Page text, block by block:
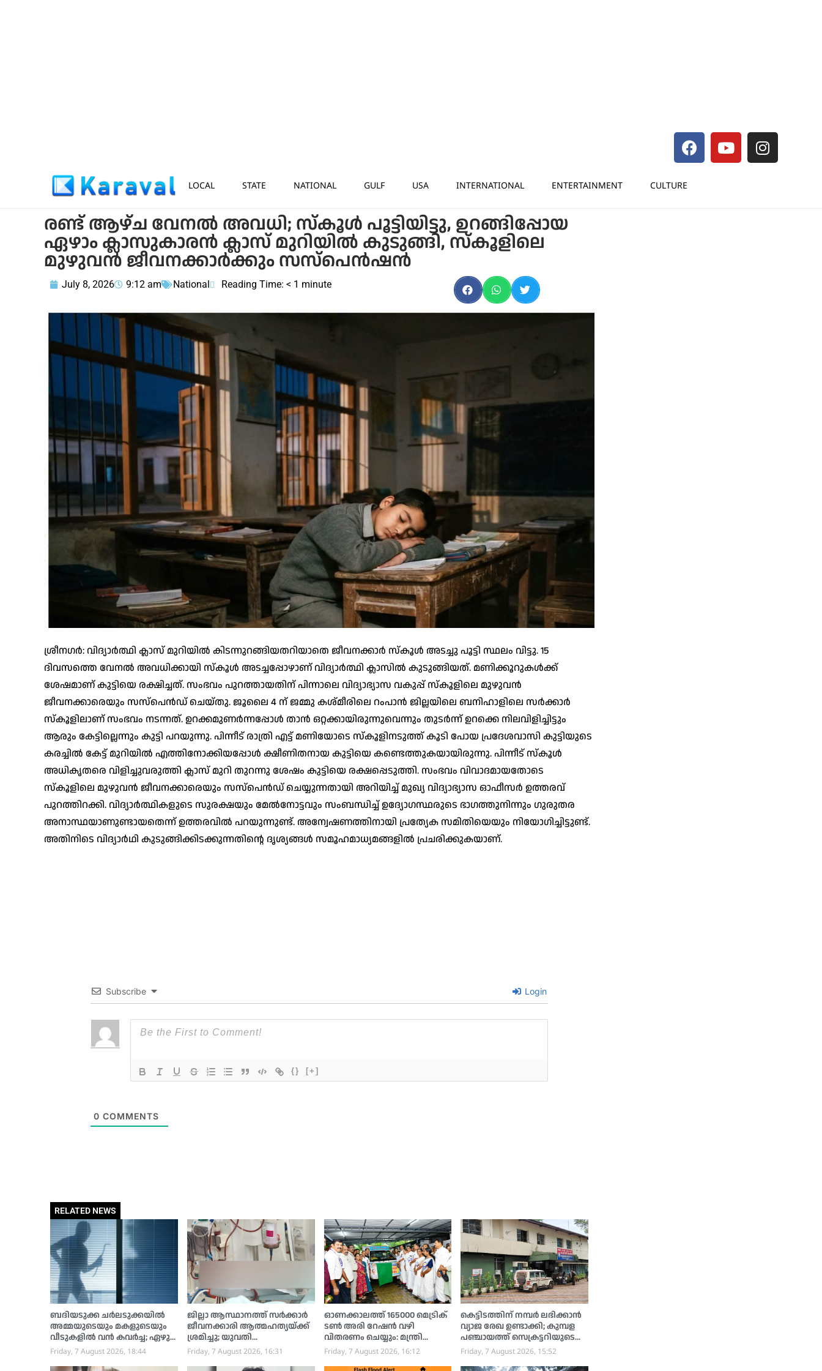
LOCAL STATE NATIONAL GULF USA INTERNATIONAL ENTERTAINMENT CULTURE
രണ്ട് ആഴ്ച വേനൽ അവധി; സ്കൂൾ പൂട്ടിയിട്ടു, ഉറങ്ങിപ്പോയ
ഏഴാം ക്ലാസുകാരന്‍ ക്ലാസ് മുറിയില്‍ കുടുങ്ങി, സ്കൂളിലെ
മുഴുവൻ ജീവനക്കാർക്കും സസ്പെൻഷൻ
July 8, 2026 9:12 am National Reading Time: < 1 minute
ശ്രീനഗർ: വിദ്യാര്‍ത്ഥി ക്ലാസ് മുറിയില്‍ കിടന്നുറങ്ങിയതറിയാതെ ജീവനക്കാര്‍ സ്‌കൂള്‍ അടച്ചു പൂട്ടി സ്ഥലം വിട്ടു. 15
ദിവസത്തെ വേനല്‍ അവധിക്കായി സ്‌കൂള്‍ അടച്ചപ്പോഴാണ് വിദ്യാര്‍ത്ഥി ക്ലാസില്‍ കുടുങ്ങിയത്. മണിക്കൂറുകള്‍ക്ക്
ശേഷമാണ് കുട്ടിയെ രക്ഷിച്ചത്. സംഭവം പുറത്തായതിന് പിന്നാലെ വിദ്യാഭ്യാസ വകുപ്പ് സ്‌കൂളിലെ മുഴുവന്‍
ജീവനക്കാരെയും സസ്‌പെന്‍ഡ് ചെയ്തു. ജൂലൈ 4 ന് ജമ്മു കശ്മീരിലെ റംപാന്‍ ജില്ലയിലെ ബനിഹാളിലെ സര്‍ക്കാര്‍
സ്‌കൂളിലാണ് സംഭവം നടന്നത്. ഉറക്കമുണര്‍ന്നപ്പോള്‍ താന്‍ ഒറ്റക്കായിരുന്നുവെന്നും തുടര്‍ന്ന് ഉറക്കെ നിലവിളിച്ചിട്ടും
ആരും കേട്ടില്ലെന്നും കുട്ടി പറയുന്നു. പിന്നീട് രാത്രി എട്ട് മണിയോടെ സ്‌കൂളിനടുത്ത് കൂടി പോയ പ്രദേശവാസി കുട്ടിയുടെ
കരച്ചിൽ കേട്ട് മുറിയിൽ എത്തിനോക്കിയപ്പോൾ ക്ഷീണിതനായ കുട്ടിയെ കണ്ടെത്തുകയായിരുന്നു. പിന്നീട് സ്കൂൾ
അധികൃതരെ വിളിച്ചുവരുത്തി ക്ലാസ് മുറി തുറന്നു ശേഷം കുട്ടിയെ രക്ഷപ്പെടുത്തി. സംഭവം വിവാദമായതോടെ
സ്‌കൂളിലെ മുഴുവന്‍ ജീവനക്കാരെയും സസ്‌പെന്‍ഡ് ചെയ്യുന്നതായി അറിയിച്ച് മുഖ്യ വിദ്യാഭ്യാസ ഓഫീസര്‍ ഉത്തരവ്
പുറത്തിറക്കി. വിദ്യാര്‍ത്ഥികളുടെ സുരക്ഷയും മേല്‍നോട്ടവും സംബന്ധിച്ച് ഉദ്യോഗസ്ഥരുടെ ഭാഗത്തുനിന്നും ഗുരുതര
അനാസ്ഥയാണുണ്ടായതെന്ന് ഉത്തരവില്‍ പറയുന്നുണ്ട്. അന്വേഷണത്തിനായി പ്രത്യേക സമിതിയെയും നിയോഗിച്ചിട്ടുണ്ട്.
അതിനിടെ വിദ്യാർഥി കുടുങ്ങിക്കിടക്കുന്നതിന്റെ ദൃശ്യങ്ങൾ സമൂഹമാധ്യമങ്ങളിൽ പ്രചരിക്കുകയാണ്.
Subscribe Login
{} [+]
0 COMMENTS
RELATED NEWS
ബദിയടുക്ക ചർലടുക്കയിൽ
അമ്മയുടെയും മകളുടെയും
വീടുകളിൽ വൻ കവർച്ച; ഏഴു
പവൻ സ്വർണ്ണം കവർന്നു,
പൊലീസ് അന്വേഷണം
Friday, 7 August 2026, 18:44
ജില്ലാ ആസ്ഥാനത്ത് സര്‍ക്കാര്‍
ജീവനക്കാരി ആത്മഹത്യയ്ക്ക്
ശ്രമിച്ചു; യുവതി
ആശുപത്രിയില്‍
Friday, 7 August 2026, 16:31
ഓണക്കാലത്ത് 165000 മെട്രിക്
ടണ്‍ അരി റേഷന്‍ വഴി
വിതരണം ചെയ്യും: മന്ത്രി
അനൂപ് ജേക്കബ്
Friday, 7 August 2026, 16:12
കെട്ടിടത്തിന് നമ്പര്‍ ലഭിക്കാന്‍
വ്യാജ രേഖ ഉണ്ടാക്കി; കുമ്പള
പഞ്ചായത്ത് സെക്രട്ടറിയുടെ
പരാതിയില്‍ പൂക്കട്ട
സ്വദേശിക്കെതിരെ
Friday, 7 August 2026, 15:52